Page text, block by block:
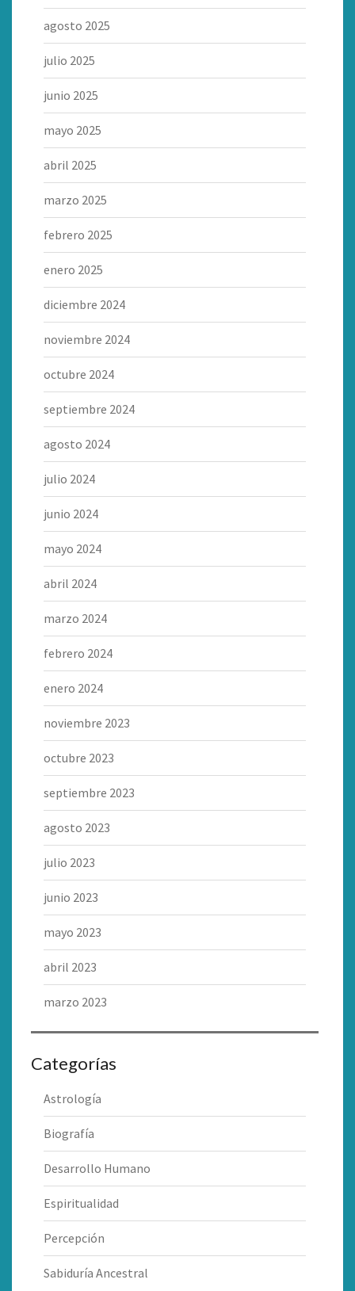
agosto 2025
julio 2025
junio 2025
mayo 2025
abril 2025
marzo 2025
febrero 2025
enero 2025
diciembre 2024
noviembre 2024
octubre 2024
septiembre 2024
agosto 2024
julio 2024
junio 2024
mayo 2024
abril 2024
marzo 2024
febrero 2024
enero 2024
noviembre 2023
octubre 2023
septiembre 2023
agosto 2023
julio 2023
junio 2023
mayo 2023
abril 2023
marzo 2023
Categorías
Astrología
Biografía
Desarrollo Humano
Espiritualidad
Percepción
Sabiduría Ancestral